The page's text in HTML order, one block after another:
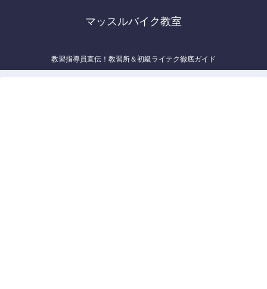
マッスルバイク教室
教習指導員直伝！教習所＆初級ライテク徹底ガイド